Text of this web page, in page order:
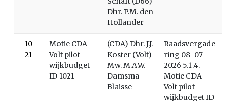
Dhr. P.M. den
Hollander
10
21
Motie CDA
Volt pilot
wijkbudget
ID 1021
(CDA) Dhr. J.J.
Koster (Volt)
Mw. M.A.W.
Damsma-
Blaisse
Raadsvergade
ring 08-07-
2026 5.1.4.
Motie CDA
Volt pilot
wijkbudget ID